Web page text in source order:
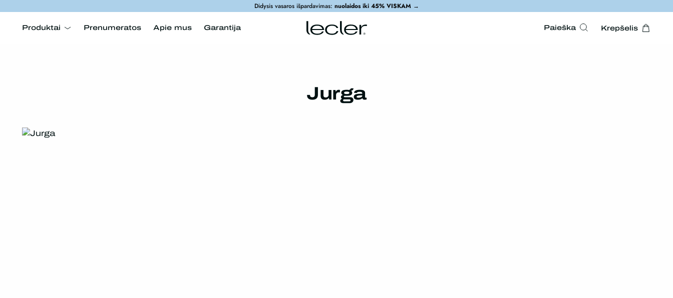
Didysis vasaros išpardavimas: nuolaidos iki 45% VISKAM→
Produktai Prenumeratos Apie mus Garantija Paieška Krepšelis
Jurga